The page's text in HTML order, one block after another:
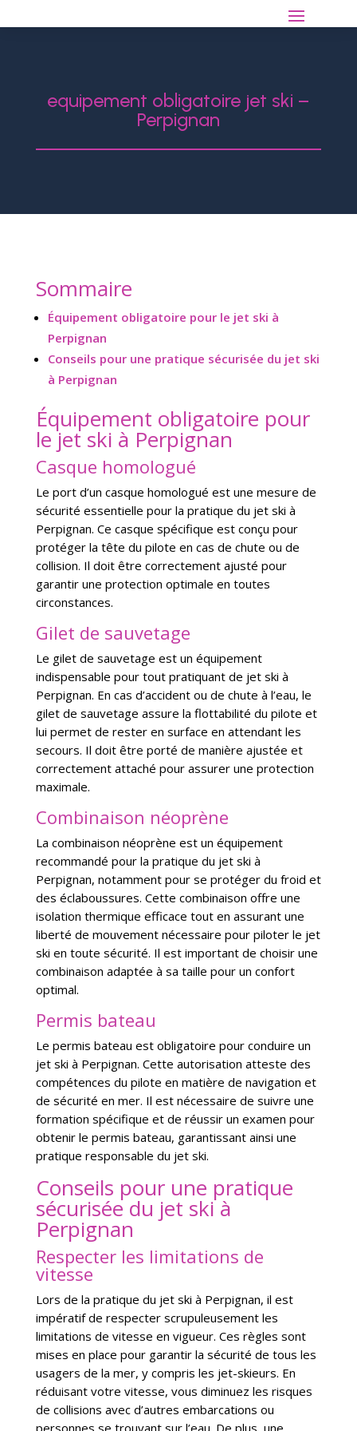
equipement obligatoire jet ski –
Perpignan
Sommaire
Équipement obligatoire pour le jet ski à
Perpignan
Conseils pour une pratique sécurisée du jet ski
à Perpignan
Équipement obligatoire pour
le jet ski à Perpignan
Casque homologué
Le port d’un casque homologué est une mesure de
sécurité essentielle pour la pratique du jet ski à
Perpignan. Ce casque spécifique est conçu pour
protéger la tête du pilote en cas de chute ou de
collision. Il doit être correctement ajusté pour
garantir une protection optimale en toutes
circonstances.
Gilet de sauvetage
Le gilet de sauvetage est un équipement
indispensable pour tout pratiquant de jet ski à
Perpignan. En cas d’accident ou de chute à l’eau, le
gilet de sauvetage assure la flottabilité du pilote et
lui permet de rester en surface en attendant les
secours. Il doit être porté de manière ajustée et
correctement attaché pour assurer une protection
maximale.
Combinaison néoprène
La combinaison néoprène est un équipement
recommandé pour la pratique du jet ski à
Perpignan, notamment pour se protéger du froid et
des éclaboussures. Cette combinaison offre une
isolation thermique efficace tout en assurant une
liberté de mouvement nécessaire pour piloter le jet
ski en toute sécurité. Il est important de choisir une
combinaison adaptée à sa taille pour un confort
optimal.
Permis bateau
Le permis bateau est obligatoire pour conduire un
jet ski à Perpignan. Cette autorisation atteste des
compétences du pilote en matière de navigation et
de sécurité en mer. Il est nécessaire de suivre une
formation spécifique et de réussir un examen pour
obtenir le permis bateau, garantissant ainsi une
pratique responsable du jet ski.
Conseils pour une pratique
sécurisée du jet ski à
Perpignan
Respecter les limitations de
vitesse
Lors de la pratique du jet ski à Perpignan, il est
impératif de respecter scrupuleusement les
limitations de vitesse en vigueur. Ces règles sont
mises en place pour garantir la sécurité de tous les
usagers de la mer, y compris les jet-skieurs. En
réduisant votre vitesse, vous diminuez les risques
de collisions avec d’autres embarcations ou